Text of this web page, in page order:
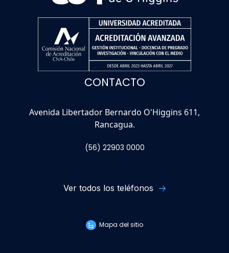
CONTACTO
Avenida Libertador Bernardo O'Higgins 611,
Rancagua.
(56) 22903 0000
Ver todos los teléfonos
Mapa del sitio